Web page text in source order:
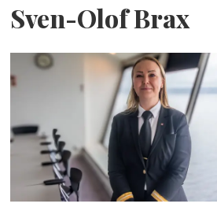
Sven-Olof Brax